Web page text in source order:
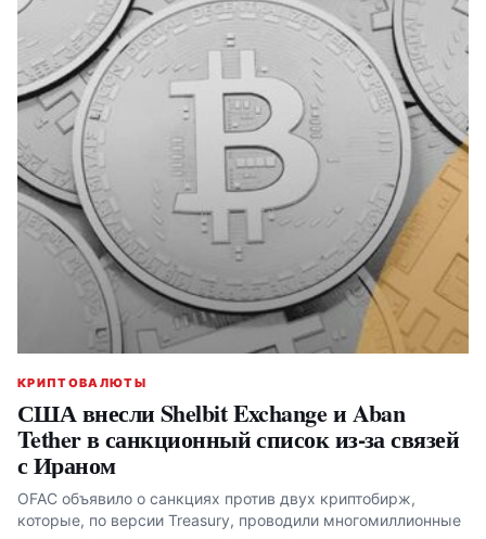
КРИПТОВАЛЮТЫ
США внесли Shelbit Exchange и Aban
Tether в санкционный список из-за связей
с Ираном
OFAC объявило о санкциях против двух криптобирж,
которые, по версии Treasury, проводили многомиллионные